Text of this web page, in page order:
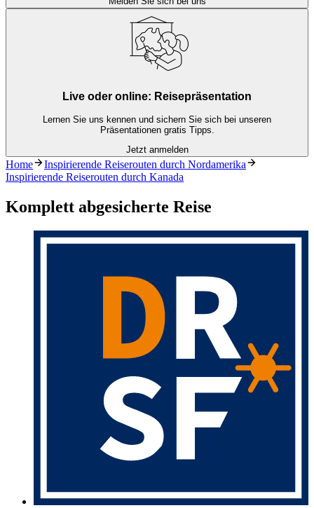
Live oder online: Reisepräsentation
Lernen Sie uns kennen und sichern Sie sich bei unseren
Präsentationen gratis Tipps.
Jetzt anmelden
Home
Inspirierende Reiserouten durch Nordamerika
Inspirierende Reiserouten durch Kanada
Komplett abgesicherte Reise